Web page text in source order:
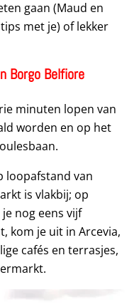
gaan (Maud en
met je) of lekker
Borgo Belfiore
minuten lopen van
worden en op het
loopafstand van
is vlakbij; op
nog eens vijf
kom je uit in Arcevia,
cafés en terrasjes,